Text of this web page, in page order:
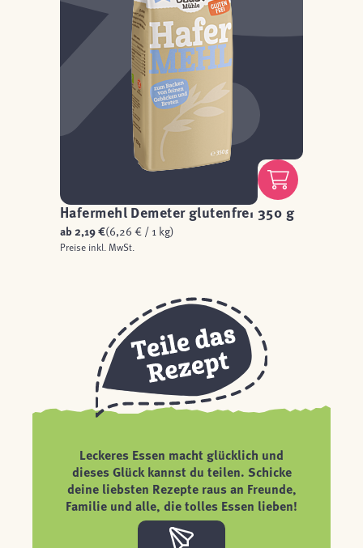
Hafermehl Demeter glutenfrei 350 g
ab 2,19 €(6,26 € / 1 kg)
Preise inkl. MwSt.
Leckeres Essen macht glücklich und
dieses Glück kannst du teilen. Schicke
deine liebsten Rezepte raus an Freunde,
Familie und alle, die tolles Essen lieben!